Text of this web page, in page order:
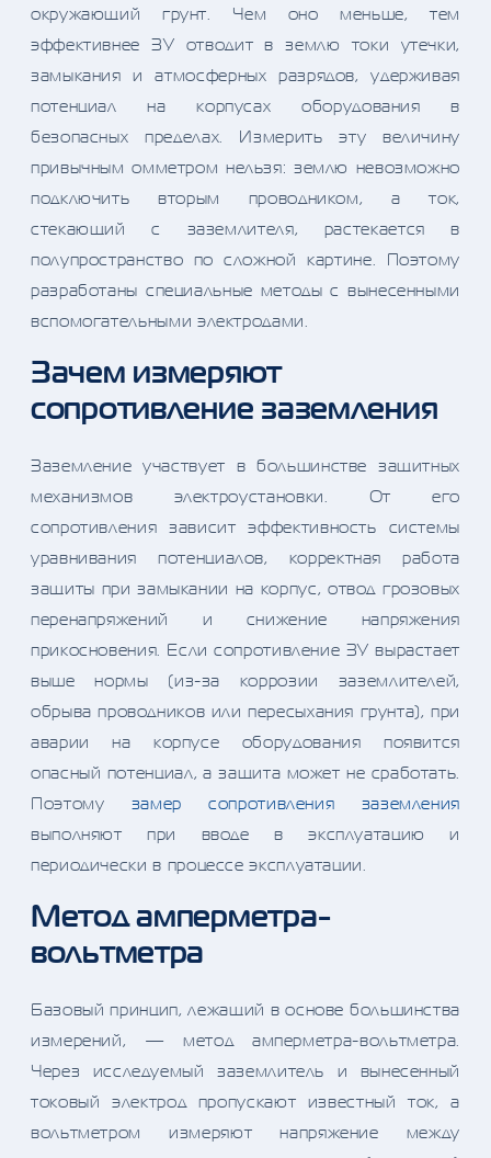
окружающий грунт. Чем оно меньше, тем
эффективнее ЗУ отводит в землю токи утечки,
замыкания и атмосферных разрядов, удерживая
потенциал на корпусах оборудования в
безопасных пределах. Измерить эту величину
привычным омметром нельзя: землю невозможно
подключить вторым проводником, а ток,
стекающий с заземлителя, растекается в
полупространство по сложной картине. Поэтому
разработаны специальные методы с вынесенными
вспомогательными электродами.
Зачем измеряют
сопротивление заземления
Заземление участвует в большинстве защитных
механизмов электроустановки. От его
сопротивления зависит эффективность системы
уравнивания потенциалов, корректная работа
защиты при замыкании на корпус, отвод грозовых
перенапряжений и снижение напряжения
прикосновения. Если сопротивление ЗУ вырастает
выше нормы (из-за коррозии заземлителей,
обрыва проводников или пересыхания грунта), при
аварии на корпусе оборудования появится
опасный потенциал, а защита может не сработать.
Поэтому замер сопротивления заземления
выполняют при вводе в эксплуатацию и
периодически в процессе эксплуатации.
Метод амперметра-
вольтметра
Базовый принцип, лежащий в основе большинства
измерений, — метод амперметра-вольтметра.
Через исследуемый заземлитель и вынесенный
токовый электрод пропускают известный ток, а
вольтметром измеряют напряжение между